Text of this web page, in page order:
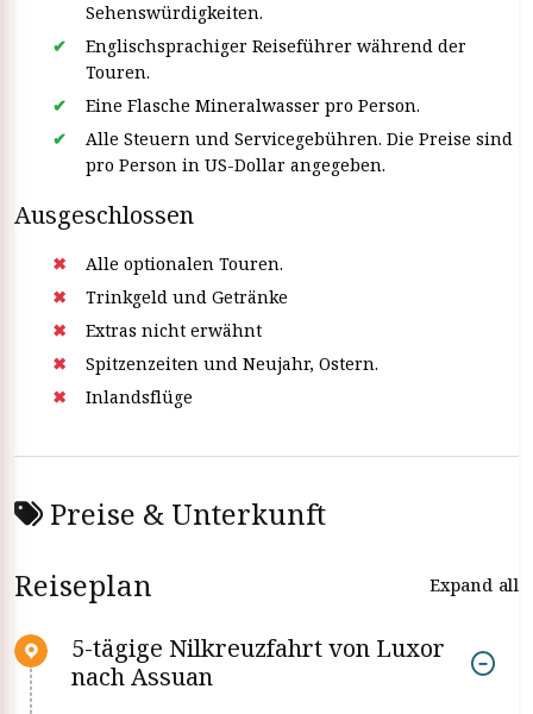
Sehenswürdigkeiten.
Englischsprachiger Reiseführer während der
Touren.
Eine Flasche Mineralwasser pro Person.
Alle Steuern und Servicegebühren. Die Preise sind
pro Person in US-Dollar angegeben.
Ausgeschlossen
Alle optionalen Touren.
Trinkgeld und Getränke
Extras nicht erwähnt
Spitzenzeiten und Neujahr, Ostern.
Inlandsflüge
Preise & Unterkunft
Reiseplan
Expand all
5-tägige Nilkreuzfahrt von Luxor
nach Assuan